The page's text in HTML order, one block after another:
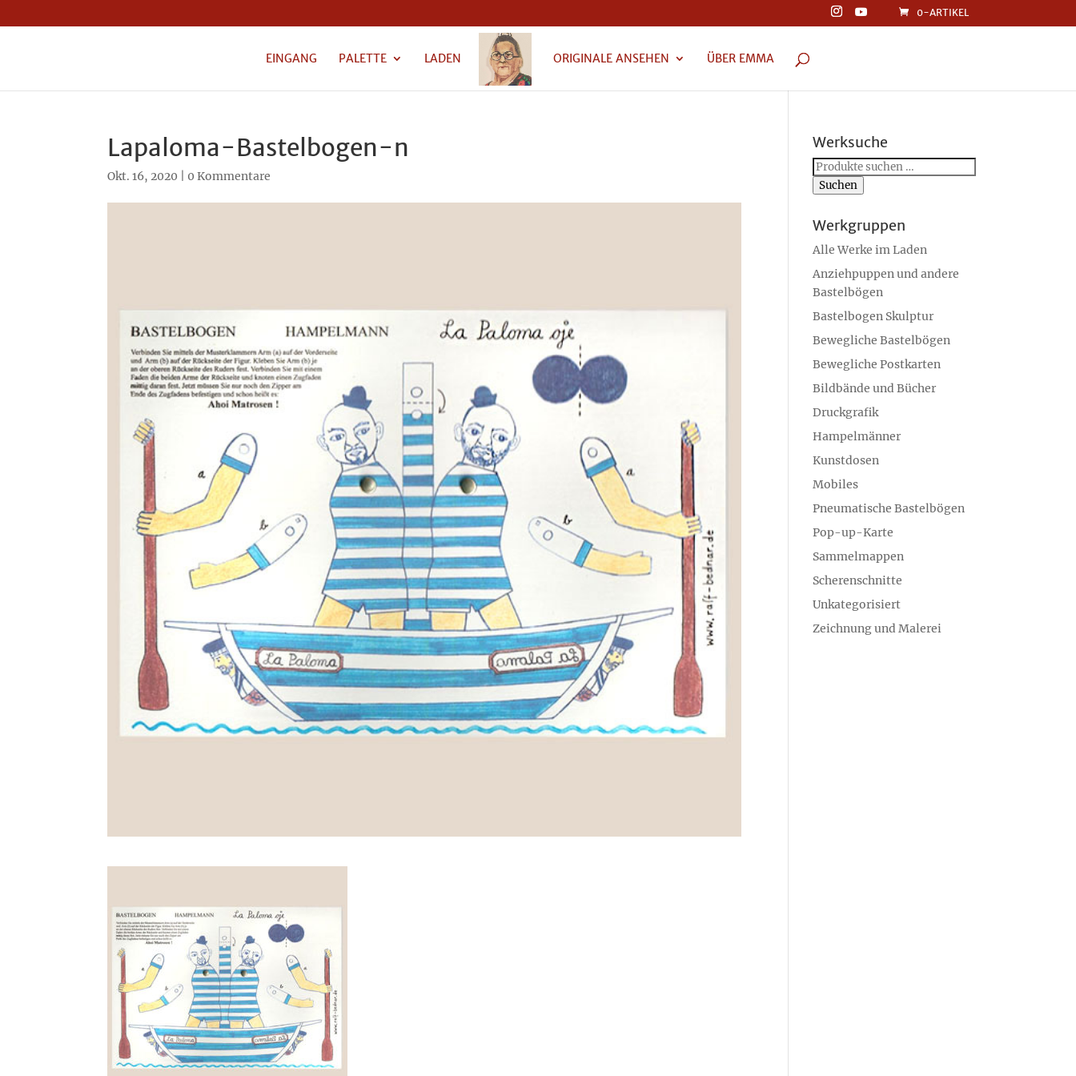
0-ARTIKEL
EINGANG PALETTE LADEN ORIGINALE ANSEHEN ÜBER EMMA
Lapaloma-Bastelbogen-n
Okt. 16, 2020 0 Kommentare
Werksuche
Suchen
nach:
Suchen
Werkgruppen
Alle Werke im Laden
Anziehpuppen und andere
Bastelbögen
Bastelbogen Skulptur
Bewegliche Bastelbögen
Bewegliche Postkarten
Bildbände und Bücher
Druckgrafik
Hampelmänner
Kunstdosen
Mobiles
Pneumatische Bastelbögen
Pop-up-Karte
Sammelmappen
Scherenschnitte
Unkategorisiert
Zeichnung und Malerei